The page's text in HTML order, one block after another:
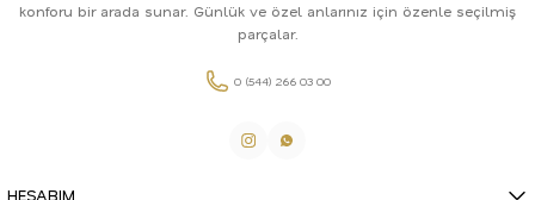
konforu bir arada sunar. Günlük ve özel anlarınız için özenle seçilmiş
parçalar.
0 (544) 266 03 00
HESABIM